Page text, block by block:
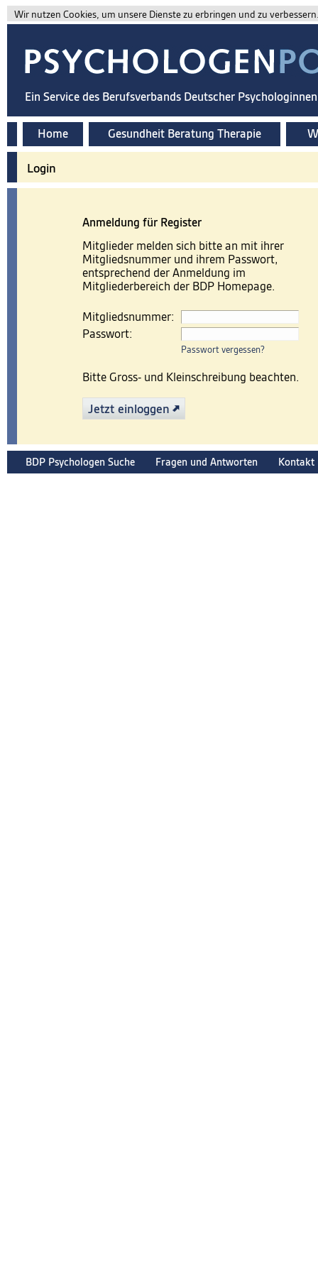
Wir nutzen Cookies, um unsere Dienste zu erbringen und zu
Ein Service des Berufsverbands Deutscher
Home Gesundheit Beratung Therapie
Login
Anmeldung für Register
Mitglieder melden sich bitte an mit ihrer
Mitgliedsnummer und ihrem Passwort,
entsprechend der Anmeldung im
Mitgliederbereich der BDP Homepage.
Mitgliedsnummer:
Passwort:
Passwort vergessen?
Bitte Gross- und Kleinschreibung beachten.
Jetzt einloggen
BDP Psychologen Suche Fragen und Antworten Kontakt